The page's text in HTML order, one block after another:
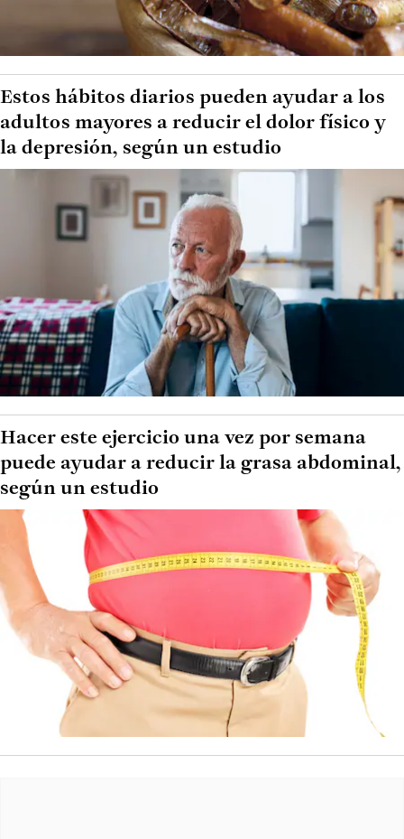
Estos hábitos diarios pueden ayudar a los
adultos mayores a reducir el dolor físico y
la depresión, según un estudio
Hacer este ejercicio una vez por semana
puede ayudar a reducir la grasa abdominal,
según un estudio